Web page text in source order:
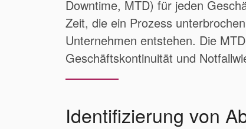
Downtime, MTD) für jeden
Zeit, die ein Prozess
Unternehmen entstehen. Die
Geschäftskontinuität und
Identifizierung von